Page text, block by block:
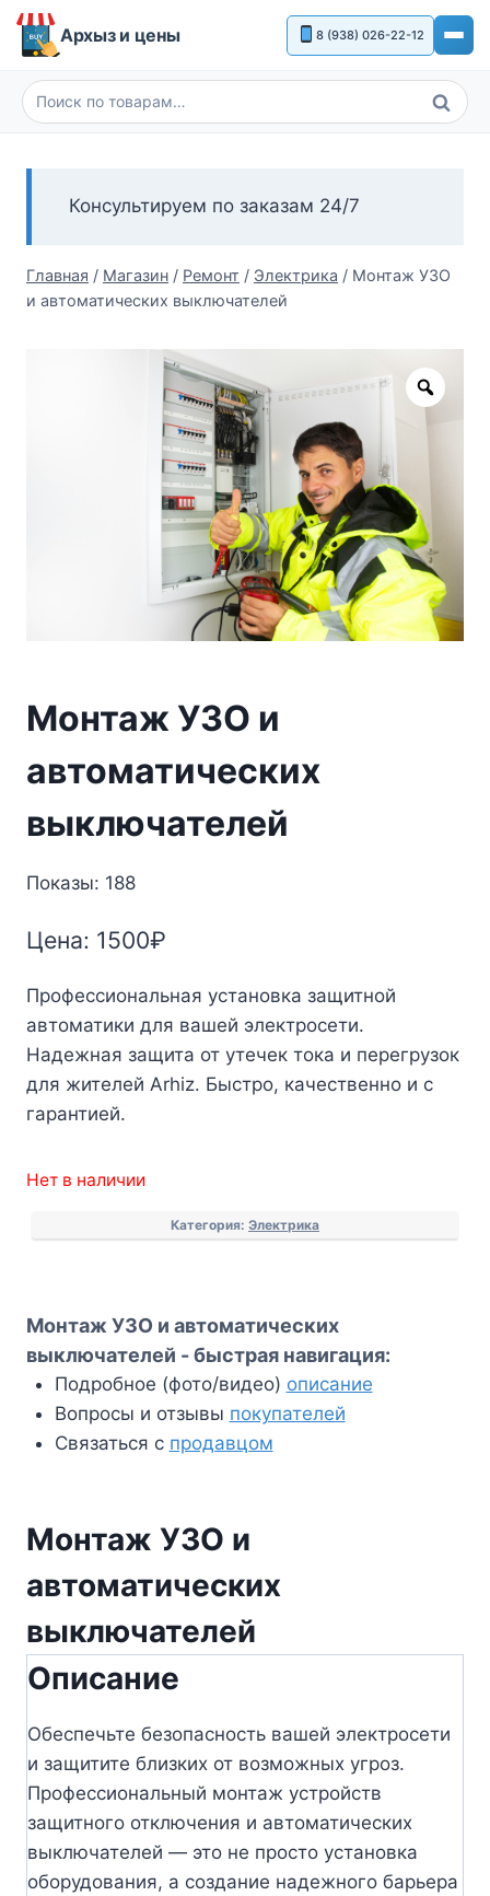
Перейти
Архыз и цены 8 (938) 026-22-12
Искать:
Поиск
Консультируем по заказам 24/7
Главная / Магазин / Ремонт / Электрика / Монтаж УЗО
и автоматических выключателей
Zoom
Монтаж УЗО и
автоматических
выключателей
Показы: 188
Цена: 1500₽
Профессиональная установка защитной
автоматики для вашей электросети.
Надежная защита от утечек тока и перегрузок
для жителей Arhiz. Быстро, качественно и с
гарантией.
Нет в наличии
Категория: Электрика
Монтаж УЗО и автоматических
выключателей - быстрая навигация:
Подробное (фото/видео) описание
Вопросы и отзывы покупателей
Связаться с продавцом
Монтаж УЗО и
автоматических
выключателей
Описание
Обеспечьте безопасность вашей электросети
и защитите близких от возможных угроз.
Профессиональный монтаж устройств
защитного отключения и автоматических
выключателей — это не просто установка
оборудования, а создание надежного барьера